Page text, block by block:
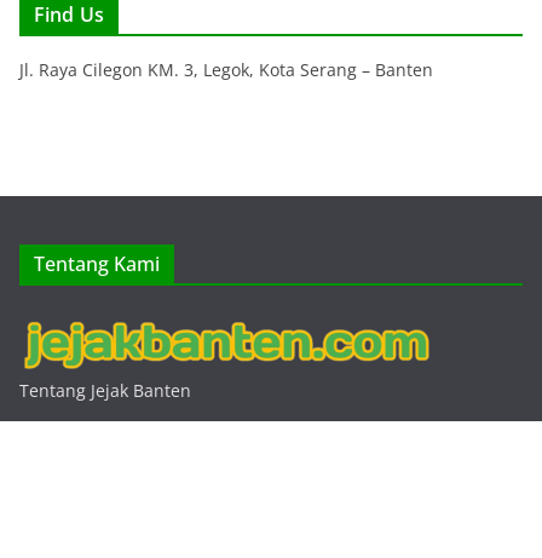
Find Us
Jl. Raya Cilegon KM. 3, Legok, Kota Serang – Banten
Tentang Kami
Tentang Jejak Banten